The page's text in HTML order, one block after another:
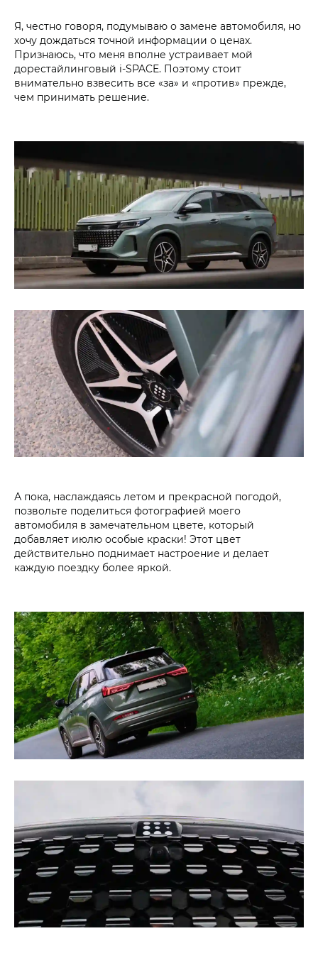
Я, честно говоря, подумываю о замене автомобиля, но
хочу дождаться точной информации о ценах.
Признаюсь, что меня вполне устраивает мой
дорестайлинговый i‑SPACE. Поэтому стоит
внимательно взвесить все «за» и «против» прежде,
чем принимать решение.
А пока, наслаждаясь летом и прекрасной погодой,
позвольте поделиться фотографией моего
автомобиля в замечательном цвете, который
добавляет июлю особые краски! Этот цвет
действительно поднимает настроение и делает
каждую поездку более яркой.